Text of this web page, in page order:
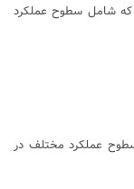
شامل سطوح عملکرد
عملکرد مختلف در